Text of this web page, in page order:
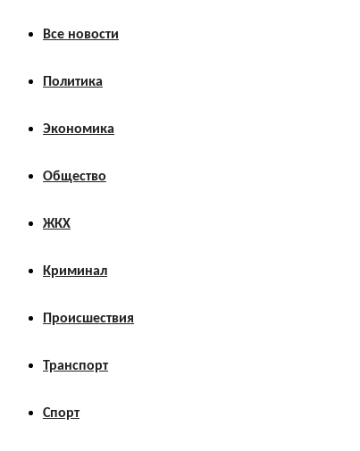
Все новости
Политика
Экономика
Общество
ЖКХ
Криминал
Происшествия
Транспорт
Спорт